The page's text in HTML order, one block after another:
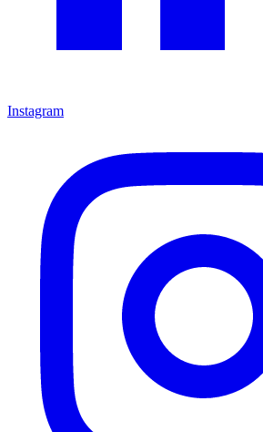
Instagram